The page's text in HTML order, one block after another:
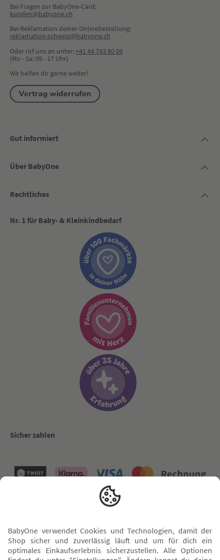
Bei Fragen zur BabyOne-Card:
kunden@babyone.ch
Bei Reklamation deiner Onlinebestellung:
reklamation-schweiz@babyone.ch
Oder ruf uns an unter:+41 44 743 80 09
(Mo - Sa: 09 - 17 Uhr)
Wir helfen dir gerne weiter!
Vertrag widerrufen
Gut informiert
Über BabyOne
Rechtliches
Nr. 1 für Baby- & Kleinkindbedarf
Sicher zahlen